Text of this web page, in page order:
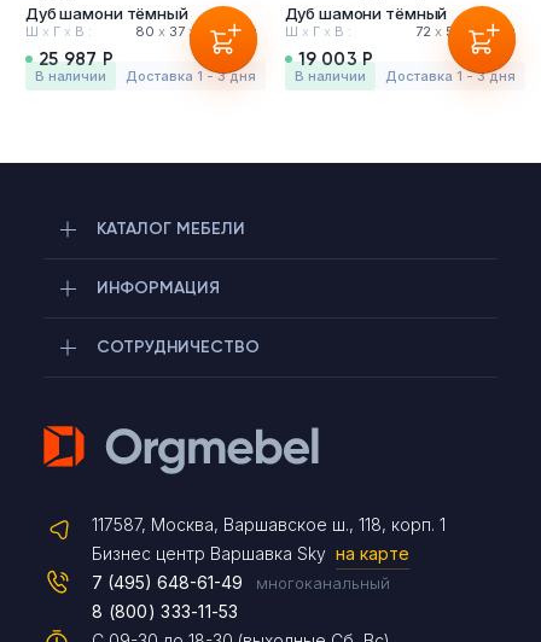
Дуб шамони тёмный
Ш х Г х В : 80 х37 х 200.1 см
25 987 Р
в наличии Доставка 1 - 3 дня
Дуб шамони тёмный
Ш х Г х В : 72 х 51 х110 см
19 003 Р
в наличии Доставка 1 - 3 дня
КАТАЛОГ МЕБЕЛИ
ИНФОРМАЦИЯ
СОТРУДНИЧЕСТВО
117587, Москва, Варшавское ш., 118, корп. 1
Бизнес центр Варшавка Sky на карте
7 (495) 648-61-49 многоканальный
8 (800) 333-11-53
Telegram
Max
Чат на сайте